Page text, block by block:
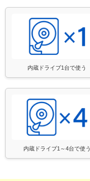
内蔵ドライブ1台で使う
内蔵ドライブ1～4台で使う